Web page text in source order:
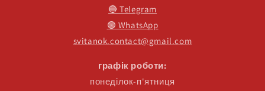
🔵 Telegram
🟢 WhatsApp
svitanok.contact@gmail.com
графік роботи:
понеділок-п'ятниця